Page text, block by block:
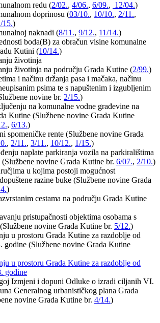
redu (2/02., 4/06., 6/09., 12/04.)
doprinosu (03/10., 10/10., 2/11.,
15.)
naknadi (8/11., 9/12., 11/14.)
boda(B) za obračun visine komunalne
Kutini (10/14.)
životinja
životinja na području Grada Kutine (2/99.)
i načinu držanja pasa i mačaka, načinu
psima te s napuštenim i izgubljenim
novine br. 2/15.)
na komunalne vodne građevine na
Kutine (Službene novine Grada Kutine
, 6/13.)
spomeničke rente (Službene novine Grada
, 2/11., 3/11., 10/12., 1/15.)
naplate parkiranja vozila na parkiralištima
novine Grada Kutine br. 6/07., 2/10.)
u kojima postoji mogućnost
razine buke (Službene novine Grada
)
cestama na području Grada Kutine
pristupačnosti objektima osobama s
novine Grada Kutine br. 5/12.)
u prostoru Grada Kutine za razdoblje od
godine (Službene novine Grada Kutine
u prostoru Grada Kutine za razdoblje od
godine
Izmjeni i dopuni Odluke o izradi ciljanih VI.
Generalnog urbanističkog plana Grada
novine Grada Kutine br. 4/14.)